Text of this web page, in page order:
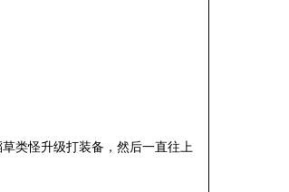
类怪升级打装备，然后一直往上